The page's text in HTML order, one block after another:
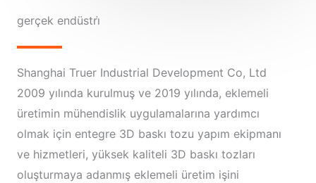
gerçek endüstri̇
Shanghai Truer Industrial Development Co, Ltd
2009 yılında kurulmuş ve 2019 yılında, eklemeli
üretimin mühendislik uygulamalarına yardımcı
olmak için entegre 3D baskı tozu yapım ekipmanı
ve hizmetleri, yüksek kaliteli 3D baskı tozları
oluşturmaya adanmış eklemeli üretim işini